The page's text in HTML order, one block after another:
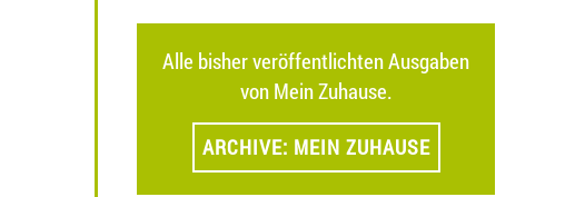
Alle bisher veröffentlichten Ausgaben
von Mein Zuhause.
ARCHIVE: MEIN ZUHAUSE